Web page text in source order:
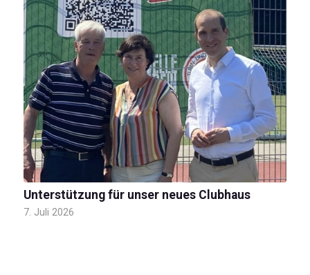
Unterstützung für unser neues Clubhaus
7. Juli 2026